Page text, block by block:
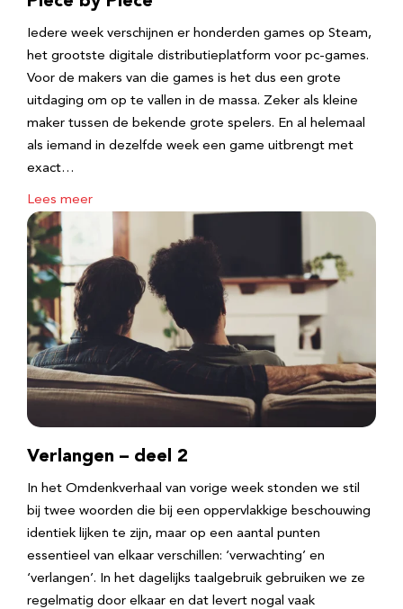
Iedere week verschijnen er honderden games op Steam,
het grootste digitale distributieplatform voor pc-games.
Voor de makers van die games is het dus een grote
uitdaging om op te vallen in de massa. Zeker als kleine
maker tussen de bekende grote spelers. En al helemaal
als iemand in dezelfde week een game uitbrengt met
exact…
Lees meer
Verlangen – deel 2
In het Omdenkverhaal van vorige week stonden we stil
bij twee woorden die bij een oppervlakkige beschouwing
identiek lijken te zijn, maar op een aantal punten
essentieel van elkaar verschillen: ‘verwachting’ en
‘verlangen’. In het dagelijks taalgebruik gebruiken we ze
regelmatig door elkaar en dat levert nogal vaak